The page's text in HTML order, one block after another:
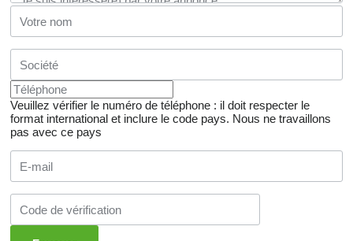
Veuillez vérifier le numéro de téléphone : il doit respecter le
format international et inclure le code pays. Nous ne travaillons
pas avec ce pays